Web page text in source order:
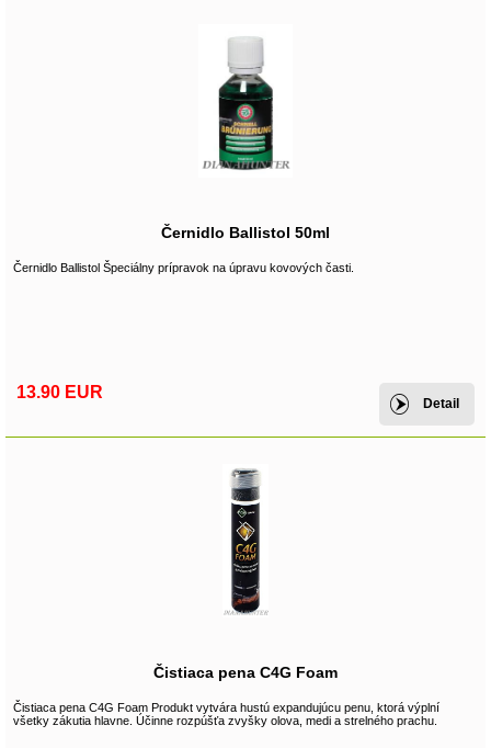
Černidlo Ballistol 50ml
Černidlo Ballistol Špeciálny prípravok na úpravu kovových časti.
13.90 EUR
Detail
Čistiaca pena C4G Foam
Čistiaca pena C4G Foam Produkt vytvára hustú expandujúcu penu, ktorá výplní
všetky zákutia hlavne. Účinne rozpúšťa zvyšky olova, medi a strelného prachu.